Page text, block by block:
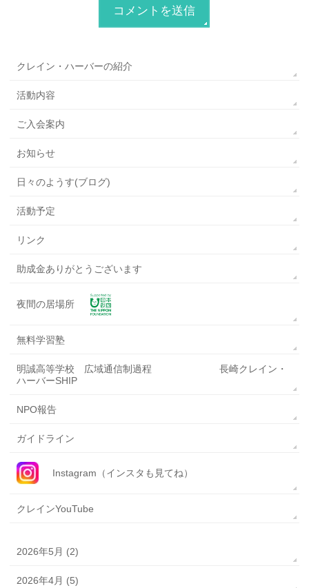
クレイン・ハーバーの紹介
活動内容
ご入会案内
お知らせ
日々のようす(ブログ)
活動予定
リンク
助成金ありがとうございます
夜間の居場所
無料学習塾
明誠高等学校 広域通信制過程 長崎クレイン・
ハーバーSHIP
NPO報告
ガイドライン
Instagram（インスタも見てね）
クレインYouTube
2026年5月 (2)
2026年4月 (5)